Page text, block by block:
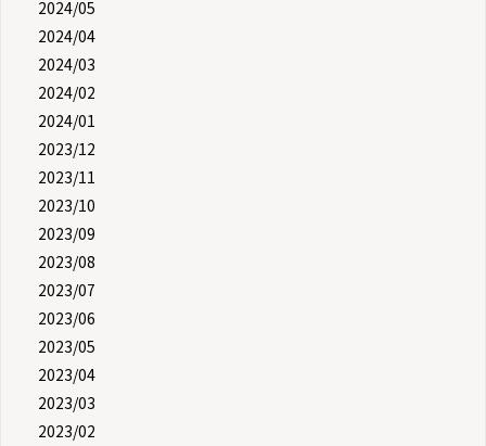
2024/05
2024/04
2024/03
2024/02
2024/01
2023/12
2023/11
2023/10
2023/09
2023/08
2023/07
2023/06
2023/05
2023/04
2023/03
2023/02